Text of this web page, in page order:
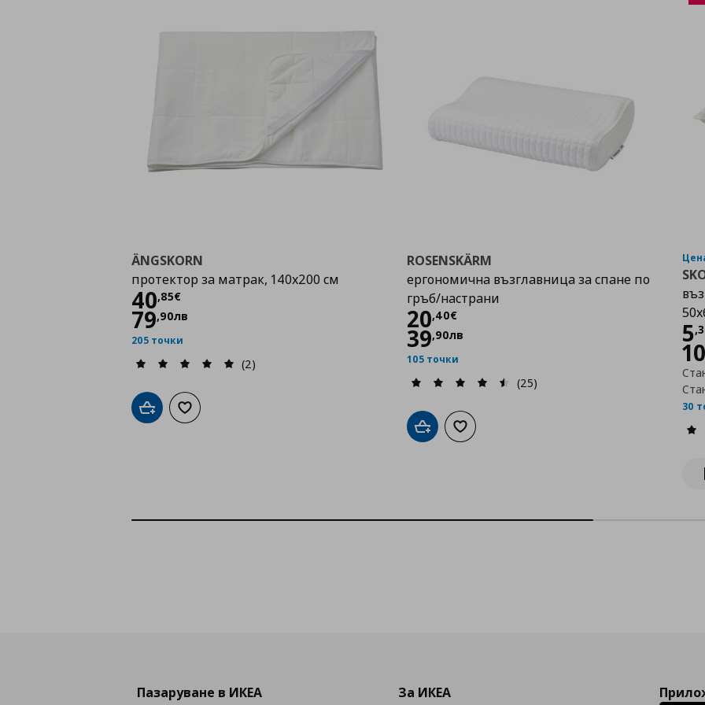
ÄNGSKORN
протектор за матрак, 140x200 см
40,85€
Цена
79,90лв
205 точки
(2)
Добави в кошницата
Добави към списъка с любими
ROSENSKÄRM
ергономична възглавница за спане по
гръб/настрани
20,40€
Цена
39,90лв
105 точки
(25)
Добави в кошницата
Добави към списъка с любими
5,
30
Пазаруване в ИКЕА За ИКЕА